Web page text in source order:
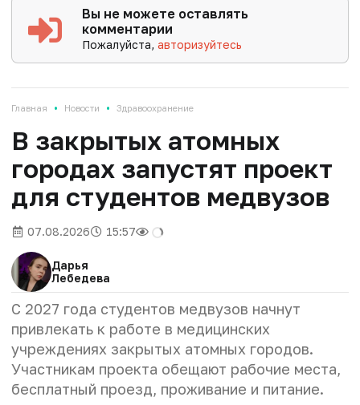
Вы не можете оставлять
комментарии
Пожалуйста,авторизуйтесь
Главная • Новости • Здравоохранение
В закрытых атомных
городах запустят проект
для студентов медвузов
07.08.2026 15:57
Дарья
Лебедева
С 2027 года студентов медвузов начнут
привлекать к работе в медицинских
учреждениях закрытых атомных городов.
Участникам проекта обещают рабочие места,
бесплатный проезд, проживание и питание.